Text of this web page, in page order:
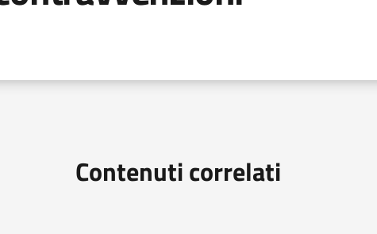
Contenuti correlati